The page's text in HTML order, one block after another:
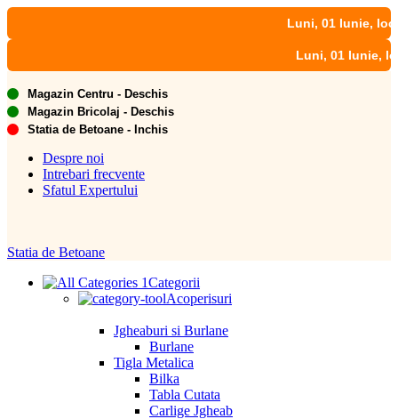
Luni, 01 Iunie, locațiile
Luni, 01 Iunie, locațiile
Magazin Centru - Deschis
Magazin Bricolaj - Deschis
Statia de Betoane - Inchis
Despre noi
Intrebari frecvente
Sfatul Expertului
Statia de Betoane
Categorii
Acoperisuri
Jgheaburi si Burlane
Burlane
Tigla Metalica
Bilka
Tabla Cutata
Carlige Jgheab